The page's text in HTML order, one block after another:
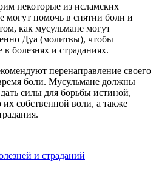
некоторые из исламских
могут помочь в снятии боли и
как мусульмане могут
Дуа (молитвы), чтобы
в болезнях и страданиях.
перенаправление своего
боли. Мусульмане должны
силы для борьбы истиной,
собственной воли, а также
и страданий